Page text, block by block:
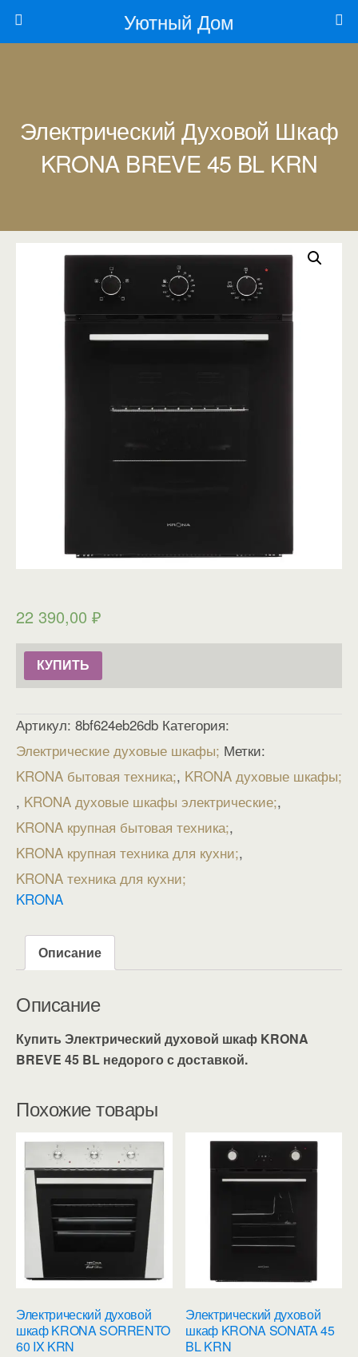
Уютный Дом
Электрический Духовой Шкаф
KRONA BREVE 45 BL KRN
22 390,00 ₽
КУПИТЬ
Артикул: 8bf624eb26db Категория:
Электрические духовые шкафы Метки:
KRONA бытовая техника , KRONA духовые шкафы
, KRONA духовые шкафы электрические ,
KRONA крупная бытовая техника ,
KRONA крупная техника для кухни ,
KRONA техника для кухни
KRONA
Описание
Описание
Купить Электрический духовой шкаф KRONA
BREVE 45 BL недорого с доставкой.
Похожие товары
Электрический духовой
шкаф KRONA SORRENTO
60 IX KRN
Электрический духовой
шкаф KRONA SONATA 45
BL KRN